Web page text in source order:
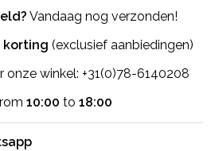
Vandaag nog verzonden!
korting (exclusief aanbiedingen)
onze winkel: +31(0)78-6140208
10:00 to 18:00